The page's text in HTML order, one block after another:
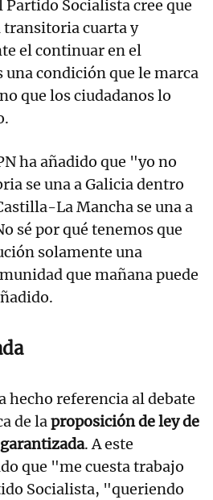
Partido Socialista cree que
cuarta y
el continuar en el
una condición que le marca
que los ciudadanos lo
ha añadido que "yo no
se una a Galicia dentro
La Mancha se una a
sé por qué tenemos que
solamente una
que mañana puede
hecho referencia al debate
de laproposición de ley de
. A este
que "me cuesta trabajo
Socialista, "queriendo